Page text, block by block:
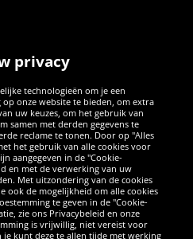
YouTube
privacy
technologieën om je een
onze website te bieden, om extra
uw keuzes, om het gebruik van
samen met derden gegevens te
reclame te tonen. Door op "Alles
het gebruik van alle cookies voor
aangegeven in de "Cookie-
en met de verwerking van uw
Met uitzondering van de cookies
ook de mogelijkheid om alle cookies
te geven in de "Cookie-
zie ons Privacybeleid en onze
is vrijwillig, niet vereist voor
je kunt deze te allen tijde met werking